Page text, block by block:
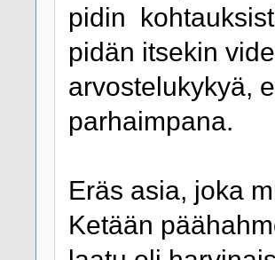
pidin
pidän itsekin
arvostelukykyä,
parhaimpana.
Eräs asia, joka
Ketään